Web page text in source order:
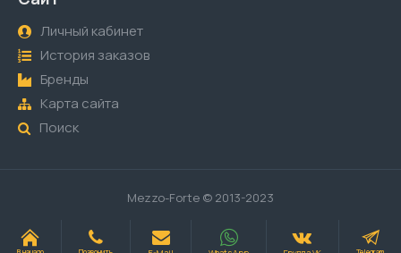
Личный кабинет
История заказов
Бренды
Карта сайта
Поиск
Mezzo-Forte © 2013-2023